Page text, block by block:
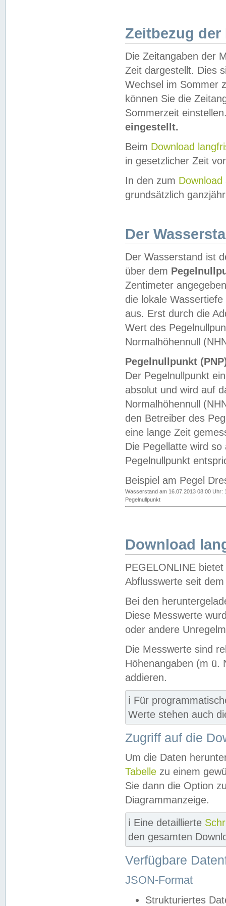
Zeitbezug der
Die Zeitangaben der
Zeit dargestellt. Dies
Wechsel im Sommer
können Sie die
Sommerzeit
eingestellt.
Beim Download
in gesetzlicher Zeit
In den zum Download
grundsätzlich
Der
Der Wasserstand ist
über dem
Zentimeter
die lokale
aus. Erst durch die
Wert des
Normalhöhennull
Pegelnullpunkt
Der Pegelnullpunkt
absolut und wird auf
Normalhöhennull
den Betreiber des
eine lange Zeit
Die Pegellatte wird
Pegelnullpunkt
Beispiel am Pegel
Wasserstand am 16.07.2013 08:00 Uhr:
Pegelnullpunkt
Download
PEGELONLINE
Abflusswerte seit
Bei den
Diese Messwerte
oder andere
Die Messwerte sind
Höhenangaben (m ü.
addieren.
ℹ️ Für
Werte stehen auch
Zugriff auf die
Um die Daten
Tabelle zu einem
Sie dann die Option
Diagrammanzeige.
ℹ️ Eine detaillierte
den gesamten
Verfügbare
JSON-Format
Strukturiertes